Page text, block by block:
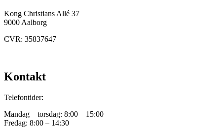
Kong Christians Allé 37
9000 Aalborg
CVR: 35837647
Kontakt
Telefontider:
Mandag – torsdag: 8:00 – 15:00
Fredag: 8:00 – 14:30